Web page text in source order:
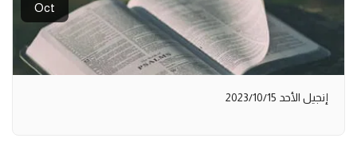
Oct
إنجيل الأحد 2023/10/15